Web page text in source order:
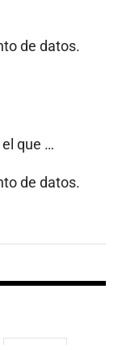
de datos.
que …
de datos.